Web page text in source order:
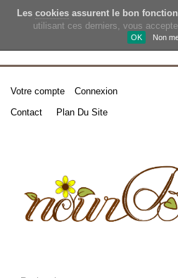
Les cookies assurent le bon
utilisant ces derniers, vous
OK Non
Votre compte
Connexion
Contact
Plan Du Site